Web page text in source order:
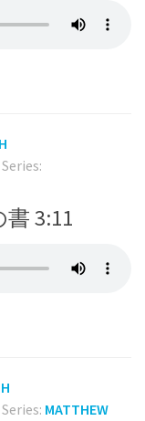
Series:
書 3:11
Series: MATTHEW